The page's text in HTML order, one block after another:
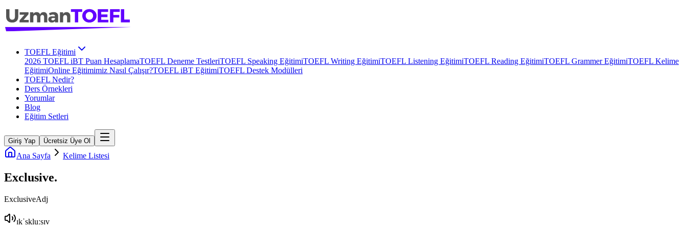
TOEFL Eğitimi
2026 TOEFL iBT Puan HesaplamaTOEFL Deneme TestleriTOEFL Speaking EğitimiTOEFL Writing EğitimiTOEFL Listening EğitimiTOEFL Reading EğitimiTOEFL Grammer EğitimiTOEFL Kelime
EğitimiOnline Eğitimimiz Nasıl Çalışır?TOEFL iBT EğitimiTOEFL Destek Modülleri
TOEFL Nedir?
Ders Örnekleri
Yorumlar
Blog
Eğitim Setleri
Giriş Yap Ücretsiz Üye Ol
Ana Sayfa Kelime Listesi
Exclusive.
ExclusiveAdj
ɪkˈskluːsɪv